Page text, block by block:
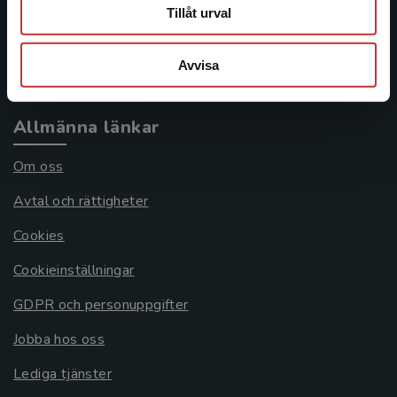
Tillåt urval
Avvisa
Köpvillkor
Allmänna länkar
Om oss
Avtal och rättigheter
Cookies
Cookieinställningar
GDPR och personuppgifter
Jobba hos oss
Lediga tjänster